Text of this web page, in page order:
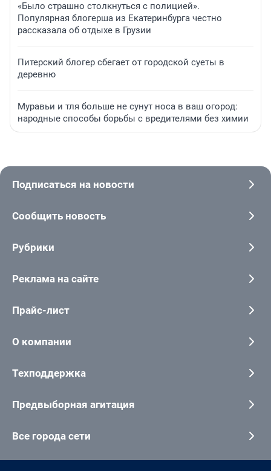
«Было страшно столкнуться с полицией».
Популярная блогерша из Екатеринбурга честно
рассказала об отдыхе в Грузии
Питерский блогер сбегает от городской суеты в
деревню
Муравьи и тля больше не сунут носа в ваш огород:
народные способы борьбы с вредителями без химии
Подписаться на новости
Сообщить новость
Рубрики
Реклама на сайте
Прайс-лист
О компании
Техподдержка
Предвыборная агитация
Все города сети